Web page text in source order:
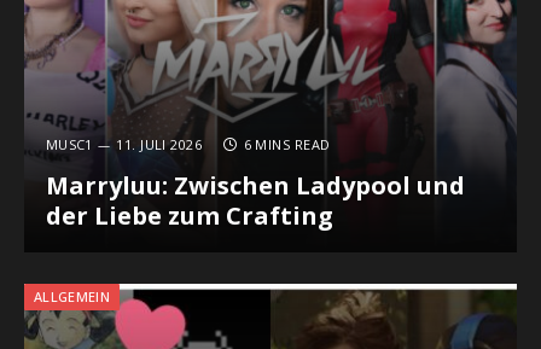
MUSC1 11. JULI 2026 6 MINS READ
Marryluu: Zwischen Ladypool und
der Liebe zum Crafting
ALLGEMEIN